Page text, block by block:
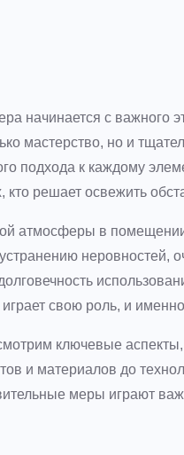
начинается с важного
мастерство, но и
подхода к каждому
кто решает освежить
атмосферы в
неровностей,
свою роль, и
ключевые аспекты,
и материалов до
меры играют